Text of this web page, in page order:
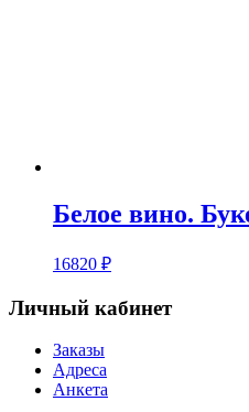
Белое вино.
16820 ₽
Личный кабинет
Заказы
Адреса
Анкета